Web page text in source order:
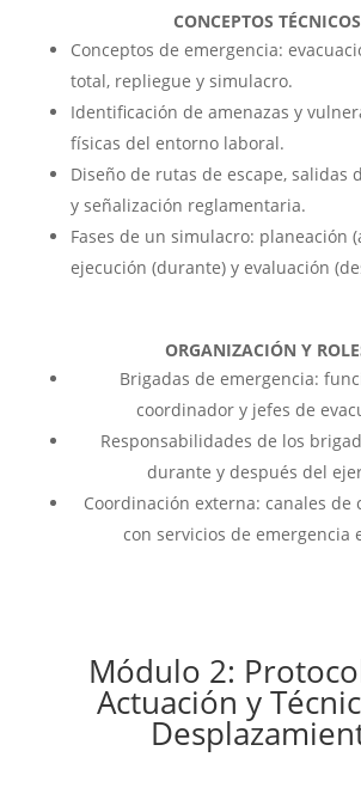
CONCEPTOS TÉCNICOS
Conceptos de emergencia:
total, repliegue y simulacro.
Identificación de amenazas y
físicas del entorno laboral.
Diseño de rutas de escape, salidas
y señalización reglamentaria.
Fases de un simulacro: planeación
ejecución (durante) y evaluación
ORGANIZACIÓN Y
Brigadas de emergencia:
coordinador y jefes de
Responsabilidades de los
durante y después del
Coordinación externa: canales de
con servicios de emergencia
Módulo 2:
Actuación y